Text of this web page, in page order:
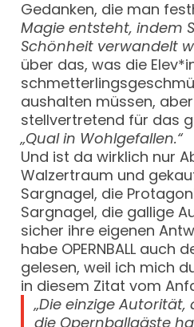
Gedanken, die man
Magie entsteht, indem
Schönheit verwandelt
über das, was die
aushalten müssen,
stellvertretend für das
„Qual in Wohlgefallen.“
Und ist da wirklich nur
Walzertraum und
Sargnagel, die
Sargnagel, die gallige
sicher ihre eigenen
habe OPERNBALL auch
gelesen, weil ich mich
in diesem Zitat vom
„Die einzige Autorität,
die Opernballgäste